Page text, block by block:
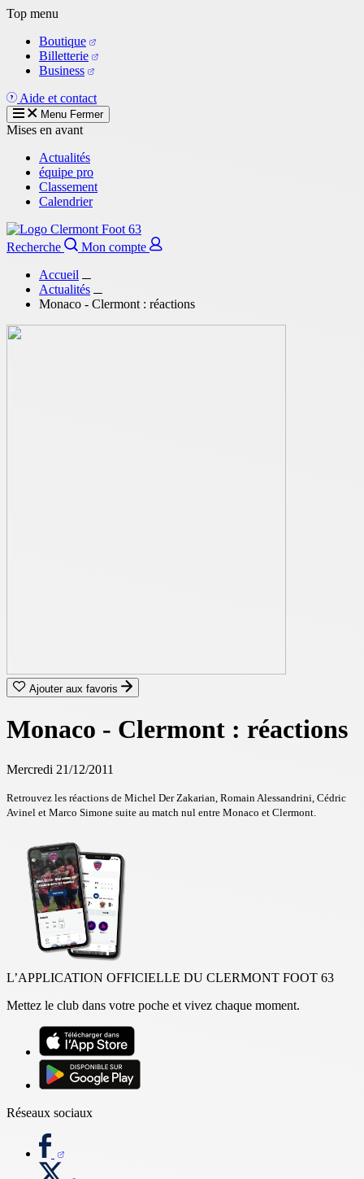
Aller
contenu
principal
Top menu
Boutique
Billetterie
Business
Aide et contact
Menu Fermer
Mises en avant
Actualités
équipe pro
Classement
Calendrier
Recherche
Mon compte
Accueil
Actualités
Monaco - Clermont : réactions
Ajouter aux favoris
Monaco - Clermont : réactions
Mercredi 21/12/2011
Retrouvez les réactions de Michel Der Zakarian, Romain Alessandrini, Cédric
Avinel et Marco Simone suite au match nul entre Monaco et Clermont.
L’APPLICATION OFFICIELLE DU CLERMONT FOOT 63
Mettez le club dans votre poche et vivez chaque moment.
Réseaux sociaux